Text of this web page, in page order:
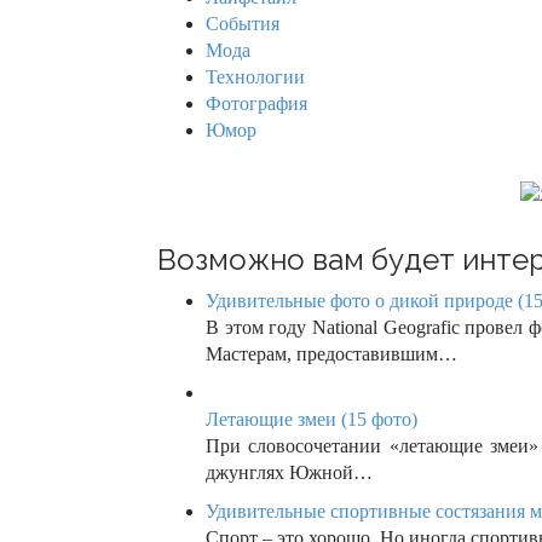
o
События
Мода
Технологии
Фотография
Юмор
Возможно вам будет
Удивительные фото о дикой природе
В этом году National Geografic провел
Мастерам, предоставившим…
Летающие змеи (15 фото)
При словосочетании «летающие
джунглях Южной…
Удивительные спортивные состязания